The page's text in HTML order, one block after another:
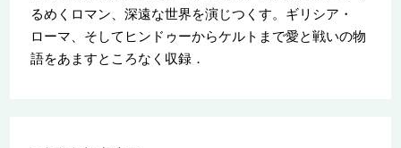
るめくロマン、深遠な世界を演じつくす。ギリシア・
ローマ、そしてヒンドゥーからケルトまで愛と戦いの物
語をあますところなく収録．